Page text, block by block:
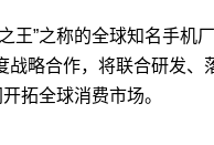
王”之称的全球知名手机
战略合作，将联合研发、
拓全球消费市场。